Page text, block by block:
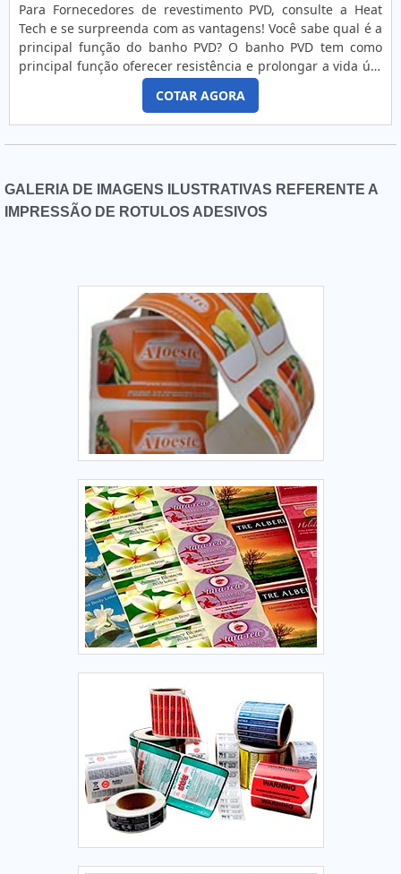
superfície plástica, para etiquetagem de caixas e produtos
que ficam expostos a intempéries e necessitam de maior
resistência do material.A MELHOR EMPRESA PARA COMPRAR
RIBBONS DE QUALIDADEPara alcançar o melhor resultado é
preciso ter atenção também ao fornecedor do produto, para
se certificar de que tudo é de ótima procedência e da
garantia de qualidade. A Etiquetas Camp Label é uma
fabricante que atua há 15 anos em todo o Estado de São
para indústrias e empresas do setor comercial.
Para Fornecedores de revestimento PVD, consulte a Heat
Tech e se surpreenda com as vantagens! Você sabe qual é a
principal função do banho PVD? O banho PVD tem como
principal função oferecer resistência e prolongar a vida útil
maneira efetiva, é preciso seguir algumas recomendações.
Veja mais abaixo: O material do banho PVD deve ser sólido
de alta pureza, assim, pode ser bombardeado com í....
COTAR AGORA
GALERIA DE IMAGENS ILUSTRATIVAS REFERENTE A
IMPRESSÃO DE ROTULOS ADESIVOS